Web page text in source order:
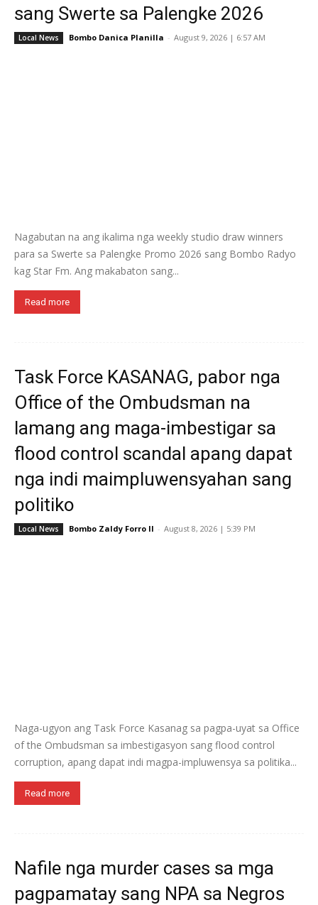
sang Swerte sa Palengke 2026
Local News Bombo Danica Planilla - August 9, 2026 | 6:57 AM
Nagabutan na ang ikalima nga weekly studio draw winners
para sa Swerte sa Palengke Promo 2026 sang Bombo Radyo
kag Star Fm. Ang makabaton sang...
Read more
Task Force KASANAG, pabor nga
Office of the Ombudsman na
lamang ang maga-imbestigar sa
flood control scandal apang dapat
nga indi maimpluwensyahan sang
politiko
Local News Bombo Zaldy Forro II - August 8, 2026 | 5:39 PM
Naga-ugyon ang Task Force Kasanag sa pagpa-uyat sa Office
of the Ombudsman sa imbestigasyon sang flood control
corruption, apang dapat indi magpa-impluwensya sa politika...
Read more
Nafile nga murder cases sa mga
pagpamatay sang NPA sa Negros